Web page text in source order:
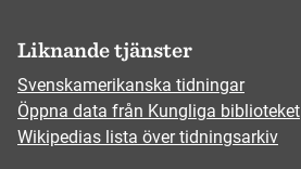
Liknande tjänster
Svenskamerikanska tidningar
Öppna data från Kungliga biblioteket
Wikipedias lista över tidningsarkiv